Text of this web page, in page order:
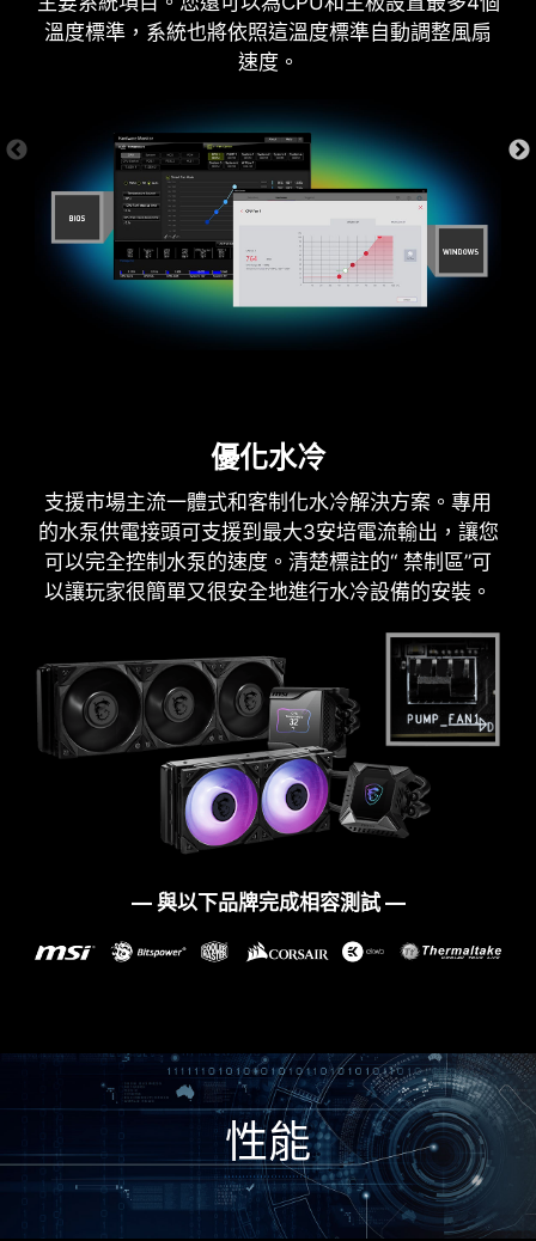
溫度標準，系統也將依照這溫度標準自動調整風扇
速度。
優化水冷
支援市場主流一體式和客制化水冷解決方案。專用
的水泵供電接頭可支援到最大3安培電流輸出，讓您
可以完全控制水泵的速度。清楚標註的“ 禁制區”可
以讓玩家很簡單又很安全地進行水冷設備的安裝。
— 與以下品牌完成相容測試 —
6 層 PCB
伺服器等級 PCB 材質
2oz 厚度銅
更多友善設計
WINDOWS 11 認證
MSI 憑藉著對相容性的堅持，在研發團隊努力不懈
地測試相容性並確保所有的MSI產品在使用最新版本
的Microsoft Windows 11時，能夠帶給使用者最佳
的相容性與無憂的用戶體驗。
* 將主機板裝入機殼時，請確保移除不必要的安裝支架。
性能